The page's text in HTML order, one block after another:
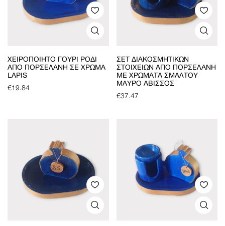
ΧΕΙΡΟΠΟΊΗΤΟ ΓΟΎΡΙ ΡΌΔΙ
ΑΠΌ ΠΟΡΣΕΛΆΝΗ ΣΕ ΧΡΏΜΑ
LAPIS
€19.84
ΣΕΤ ΔΙΑΚΟΣΜΗΤΙΚΏΝ
ΣΤΟΙΧΕΊΩΝ ΑΠΌ ΠΟΡΣΕΛΆΝΗ
ΜΕ ΧΡΏΜΑΤΑ ΣΜΆΛΤΟΥ
ΜΑΎΡΟ ΆΒΙΣΣΟΣ
€37.47